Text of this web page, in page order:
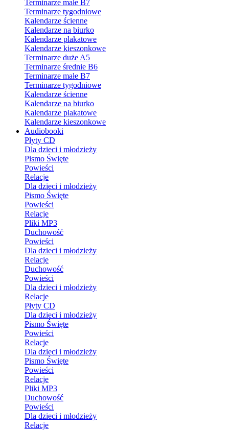
Terminarze małe B7
Terminarze tygodniowe
Kalendarze ścienne
Kalendarze na biurko
Kalendarze plakatowe
Kalendarze kieszonkowe
Terminarze duże A5
Terminarze średnie B6
Terminarze małe B7
Terminarze tygodniowe
Kalendarze ścienne
Kalendarze na biurko
Kalendarze plakatowe
Kalendarze kieszonkowe
Audiobooki
Płyty CD
Dla dzieci i młodzieży
Pismo Święte
Powieści
Relacje
Dla dzieci i młodzieży
Pismo Święte
Powieści
Relacje
Pliki MP3
Duchowość
Powieści
Dla dzieci i młodzieży
Relacje
Duchowość
Powieści
Dla dzieci i młodzieży
Relacje
Płyty CD
Dla dzieci i młodzieży
Pismo Święte
Powieści
Relacje
Dla dzieci i młodzieży
Pismo Święte
Powieści
Relacje
Pliki MP3
Duchowość
Powieści
Dla dzieci i młodzieży
Relacje